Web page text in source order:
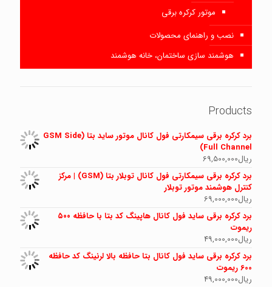
موتور کرکره برقی
نصب و راهنمای محصولات
هوشمند سازی ساختمان، خانه هوشمند
Products
برد کرکره برقی سیمکارتی فول کانال موتور ساید بتا (GSM Side
Full Channel)
ریال69,500,000
برد کرکره برقی سیمکارتی فول کانال توبلار بتا (GSM) | مرکز
کنترل هوشمند موتور توبلار
ریال69,000,000
برد کرکره برقی ساید فول کانال هاپینگ کد بتا با حافظه ۵۰۰
ریموت
ریال49,000,000
برد کرکره برقی ساید فول کانال بتا حافظه بالا لرنینگ کد حافظه
600 ریموت
ریال49,000,000